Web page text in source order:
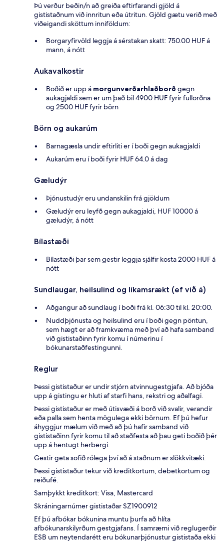
Þú verður beðin/n að greiða eftirfarandi gjöld á
gististaðnum við innritun eða útritun. Gjöld gætu verið með
viðeigandi sköttum inniföldum:
Borgaryfirvöld leggja á sérstakan skatt: 750.00 HUF á
mann, á nótt
Aukavalkostir
Boðið er upp á morgunverðarhlaðborð gegn
aukagjaldi sem er um það bil 4900 HUF fyrir fullorðna
og 2500 HUF fyrir börn
Börn og aukarúm
Barnagæsla undir eftirliti er í boði gegn aukagjaldi
Aukarúm eru í boði fyrir HUF 64.0 á dag
Gæludýr
Þjónustudýr eru undanskilin frá gjöldum
Gæludýr eru leyfð gegn aukagjaldi, HUF 10000 á
gæludýr, á nótt
Bílastæði
Bílastæði þar sem gestir leggja sjálfir kosta 2000 HUF á
nótt
Sundlaugar, heilsulind og líkamsrækt (ef við á)
Aðgangur að sundlaug í boði frá kl. 06:30 til kl. 20:00.
Nuddþjónusta og heilsulind eru í boði gegn pöntun,
sem hægt er að framkvæma með því að hafa samband
við gististaðinn fyrir komu í númerinu í
bókunarstaðfestingunni.
Reglur
Þessi gististaður er undir stjórn atvinnugestgjafa. Að bjóða
upp á gistingu er hluti af starfi hans, rekstri og aðalfagi.
Þessi gististaður er með útisvæði á borð við svalir, verandir
eða palla sem henta mögulega ekki börnum. Ef þú hefur
áhyggjur mælum við með að þú hafir samband við
gististaðinn fyrir komu til að staðfesta að þau geti boðið þér
upp á hentugt herbergi.
Gestir geta sofið rólega því að á staðnum er slökkvitæki.
Þessi gististaður tekur við kreditkortum, debetkortum og
reiðufé.
Samþykkt kreditkort: Visa, Mastercard
Skráningarnúmer gististaðar SZ1900912
Ef þú afbókar bókunina muntu þurfa að hlíta
afbókunarskilyrðum gestgjafans. Í samræmi við reglugerðir
ESB um neytendarétt eru bókunarþjónustur gististaða ekki